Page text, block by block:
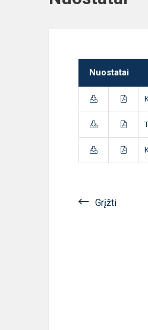
Nuostatai
Grįžti